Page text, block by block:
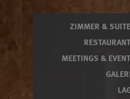
ZIMMER &
MEETINGS &